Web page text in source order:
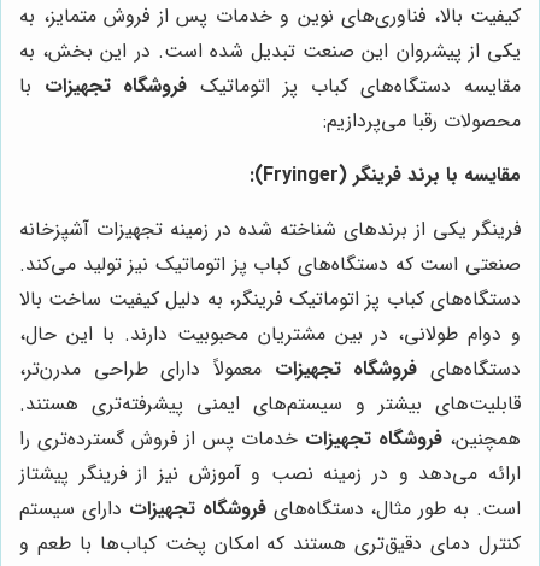
کیفیت بالا، فناوری‌های نوین و خدمات پس از فروش متمایز، به
یکی از پیشروان این صنعت تبدیل شده است. در این بخش، به
مقایسه دستگاه‌های کباب پز اتوماتیک فروشگاه تجهیزات با
محصولات رقبا می‌پردازیم:
مقایسه با برند فرینگر (Fryinger):
فرینگر یکی از برندهای شناخته شده در زمینه تجهیزات آشپزخانه
صنعتی است که دستگاه‌های کباب پز اتوماتیک نیز تولید می‌کند.
دستگاه‌های کباب پز اتوماتیک فرینگر، به دلیل کیفیت ساخت بالا
و دوام طولانی، در بین مشتریان محبوبیت دارند. با این حال،
دستگاه‌های فروشگاه تجهیزات معمولاً دارای طراحی مدرن‌تر،
قابلیت‌های بیشتر و سیستم‌های ایمنی پیشرفته‌تری هستند.
همچنین، فروشگاه تجهیزات خدمات پس از فروش گسترده‌تری را
ارائه می‌دهد و در زمینه نصب و آموزش نیز از فرینگر پیشتاز
است. به طور مثال، دستگاه‌هایفروشگاه تجهیزات دارای سیستم
کنترل دمای دقیق‌تری هستند که امکان پخت کباب‌ها با طعم و